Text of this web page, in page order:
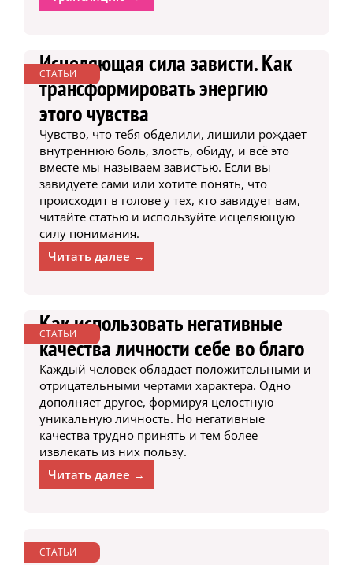
СТАТЬИ
Исцеляющая сила зависти. Как
трансформировать энергию
этого чувства
Чувство, что тебя обделили, лишили рождает
внутреннюю боль, злость, обиду, и всё это
вместе мы называем завистью. Если вы
завидуете сами или хотите понять, что
происходит в голове у тех, кто завидует вам,
читайте статью и используйте исцеляющую
силу понимания.
Читать далее →
СТАТЬИ
Как использовать негативные
качества личности себе во благо
Каждый человек обладает положительными и
отрицательными чертами характера. Одно
дополняет другое, формируя целостную
уникальную личность. Но негативные
качества трудно принять и тем более
извлекать из них пользу.
Читать далее →
СТАТЬИ